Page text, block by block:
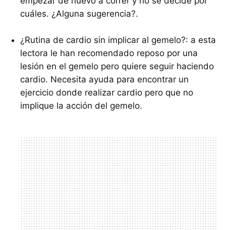
cuáles. ¿Alguna sugerencia?.
¿Rutina de cardio sin implicar al gemelo?: a esta
lectora le han recomendado reposo por una
lesión en el gemelo pero quiere seguir haciendo
cardio. Necesita ayuda para encontrar un
ejercicio donde realizar cardio pero que no
implique la acción del gemelo.